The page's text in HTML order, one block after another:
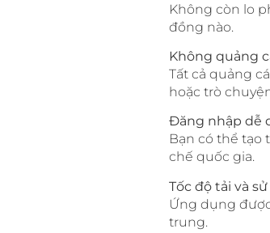
Không còn lo
đồng nào.
Không quảng
Tất cả quảng
hoặc trò
Đăng nhập dễ
Bạn có thể tạo
chế quốc gia.
Tốc độ tải và
Ứng dụng
trung.